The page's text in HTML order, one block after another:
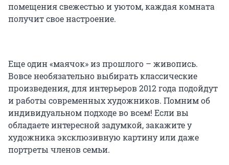
помещения свежестью и уютом, каждая комната
получит свое настроение.
Еще один «маячок» из прошлого – живопись.
Вовсе необязательно выбирать классические
произведения, для интерьеров 2012 года подойдут
и работы современных художников. Помним об
индивидуальном подходе во всем! Если вы
обладаете интересной задумкой, закажите у
художника эксклюзивную картину или даже
портреты членов семьи.